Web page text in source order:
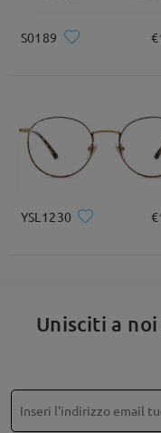
S0189
YSL1230
Unisciti a